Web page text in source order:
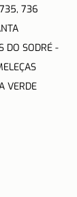
736
DO SODRÉ -
VERDE